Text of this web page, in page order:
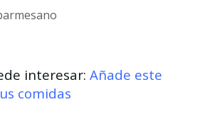
interesar: Añade este
comidas